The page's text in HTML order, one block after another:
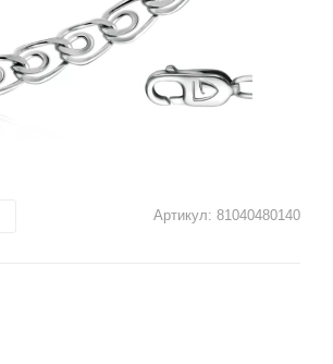
Артикул: 81040480140